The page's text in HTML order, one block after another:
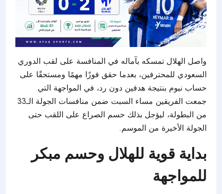
واصل الهلال تمسكه بآماله في المنافسة على لقب الدوري
السعودي للمحترفين، بعدما حقق فوزًا مهمًا ومستحقًا على
حساب نيوم بنتيجة هدفين دون رد، في المواجهة التي
جمعت الفريقين مساء السبت ضمن منافسات الجولة الـ33
من البطولة، ليؤجل بذلك حسم الصراع على اللقب حتى
الجولة الأخيرة من الموسم.
بداية قوية للهلال وحسم مبكر
للمواجهة